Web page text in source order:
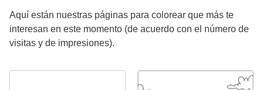
Aquí están nuestras páginas para colorear que más te
interesan en este momento (de acuerdo con el número de
visitas y de impresiones).